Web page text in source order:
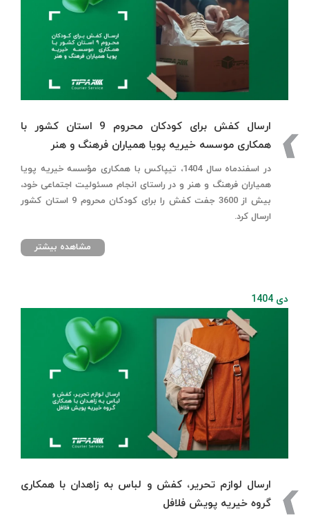
ارسال کفش برای کودکان محروم 9 استان کشور با
همکاری موسسه خیریه پویا همیاران فرهنگ و هنر
در اسفندماه سال 1404، تیپاکس با همکاری مؤسسه خیریه پویا
همیاران فرهنگ و هنر و در راستای انجام مسئولیت اجتماعی خود،
بیش از 3600 جفت کفش را برای کودکان محروم 9 استان کشور
ارسال کرد.
مشاهده بیشتر
دی 1404
ارسال لوازم تحریر، کفش و لباس به زاهدان با همکاری
گروه خیریه پویش فلافل